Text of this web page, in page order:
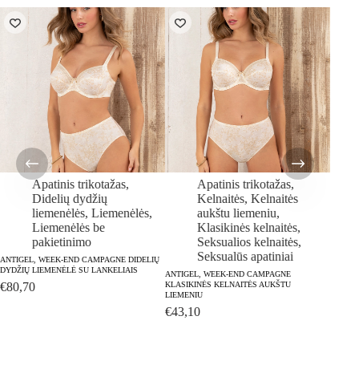
Apatinis trikotažas,
Didelių dydžių
liemenėlės, Liemenėlės,
Liemenėlės be
pakietinimo
ANTIGEL, WEEK-END CAMPAGNE DIDELIŲ
DYDŽIŲ LIEMENĖLĖ SU LANKELIAIS
€80,70
Apatinis trikotažas,
Kelnaitės,Kelnaitės
aukštu liemeniu,
Klasikinės kelnaitės,
Seksualios kelnaitės,
Seksualūs apatiniai
ANTIGEL, WEEK-END CAMPAGNE
KLASIKINĖS KELNAITĖS AUKŠTU
LIEMENIU
€43,10